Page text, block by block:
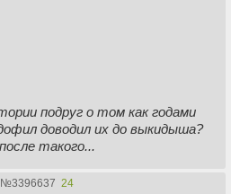
подруг о том как годами
доводил их до выкидыша?
такого...
№3396637 24